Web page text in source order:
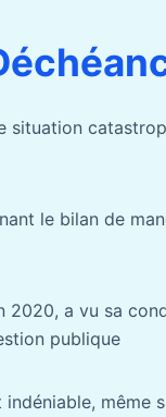
situation
le bilan de
2020, a vu sa
publique
même